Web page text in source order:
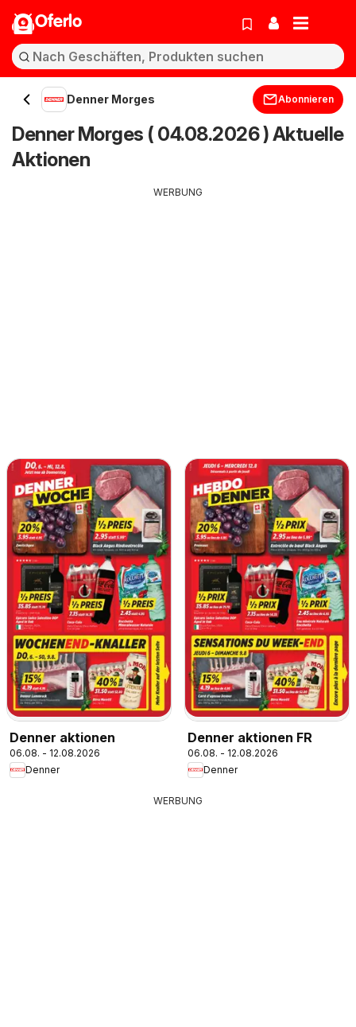
Oferlo
Denner Morges Abonnieren
Denner Morges ( 04.08.2026 ) Aktuelle
Aktionen
WERBUNG
Denner aktionen
06.08. - 12.08.2026
Denner
Denner aktionen FR
06.08. - 12.08.2026
Denner
WERBUNG